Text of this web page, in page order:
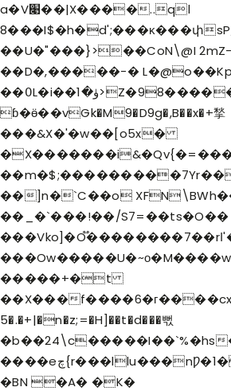
a�V׉��|X����..ql
��U�"���}>��CoN\@I 2mZ-
��D�,�����-�
��߀L�i��ۈ�1>Z�98�������a�W�m��
ɓ�ӫ��vGk�M9�D9g�,B��x�+揫
���&X�'�w��[o5x�
��]n�`C��o
��_�`�� �!��/S7=��ts�O��
���Vko]�O֟��������7��rߊ'��� 痲p}�1�f!|
�����+�t
��X���
5�.�+|�n�z;=�H]��t�d���뻓
����eچ{r���llu���nǷ�1���+1�C@*W^p
�BN �A� �K�